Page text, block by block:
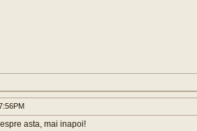
asta, mai inapoi!